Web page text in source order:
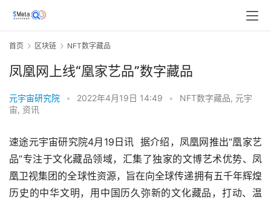
首页 区块链 NFT数字藏品
凤凰网上线“凰家艺品”数字藏品
元宇宙研究院 • 2022年4月19日 14:49 • NFT数字藏品, 元宇
宙, 资讯
速途元宇宙研究院4月19日讯  据介绍，凤凰网推出“凰家艺
品”专注于文化藏品领域，汇集了独家的文博艺术优势、凤
凰卫视集团的全球性资源，旨在向全球传递拥有五千年辉煌
历史的中华文明，用中国历久弥新的文化藏品，打动、温